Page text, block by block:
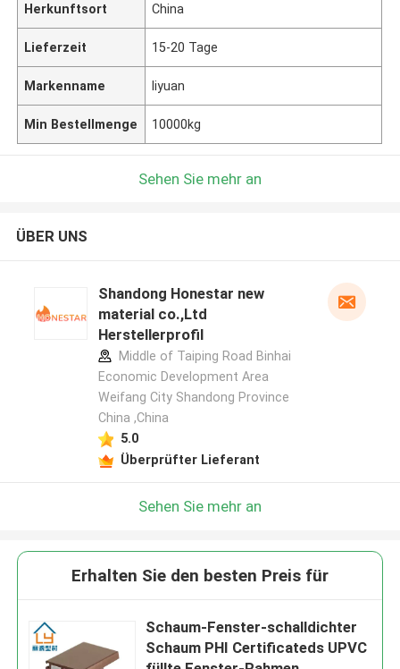
Herkunftsort China
Lieferzeit 15-20 Tage
Markenname liyuan
Min Bestellmenge 10000kg
Sehen Sie mehr an
ÜBER UNS
Shandong Honestar new
material co.,Ltd
Herstellerprofil
Middle of Taiping Road Binhai
Economic Development Area
Weifang City Shandong Province
China ,China
5.0
Überprüfter Lieferant
Sehen Sie mehr an
Erhalten Sie den besten Preis für
Schaum-Fenster-schalldichter
Schaum PHI Certificateds UPVC